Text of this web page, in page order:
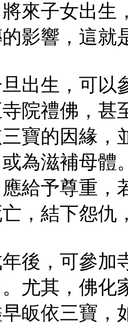
來子女出生
影響，這就
生，可以
院禮佛，甚
寶的因緣，
為滋補母體
給予尊重，
，結下怨仇
，可參加
尤其，佛化
皈依三寶，